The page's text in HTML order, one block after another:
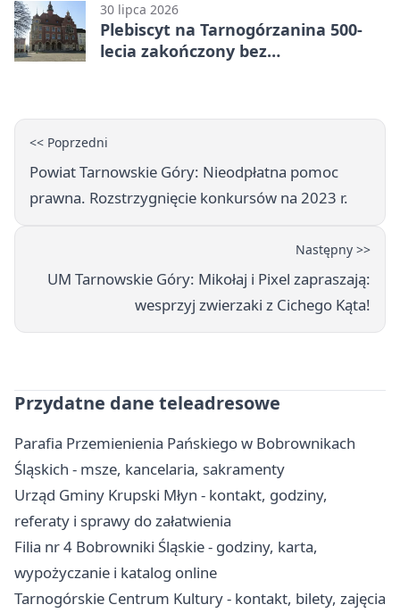
30 lipca 2026
Plebiscyt na Tarnogórzanina 500-
lecia zakończony bez
<< Poprzedni
Powiat Tarnowskie Góry: Nieodpłatna pomoc
prawna. Rozstrzygnięcie konkursów na 2023 r.
Następny >>
UM Tarnowskie Góry: Mikołaj i Pixel zapraszają:
wesprzyj zwierzaki z Cichego Kąta!
Przydatne dane teleadresowe
Parafia Przemienienia Pańskiego w Bobrownikach
Śląskich - msze, kancelaria, sakramenty
Urząd Gminy Krupski Młyn - kontakt, godziny,
referaty i sprawy do załatwienia
Filia nr 4 Bobrowniki Śląskie - godziny, karta,
wypożyczanie i katalog online
Tarnogórskie Centrum Kultury - kontakt, bilety, zajęcia